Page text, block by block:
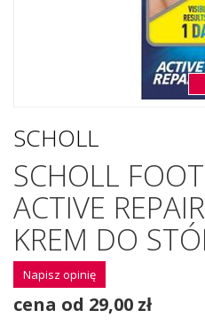
SCHOLL
SCHOLL
ACTIVE
KREM DO
Napisz opinię
cena od 29,00 zł